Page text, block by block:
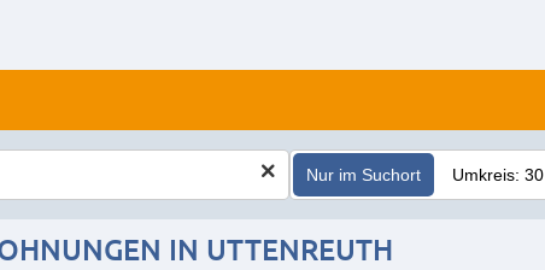
Nur im Suchort
IN UTTENREUTH